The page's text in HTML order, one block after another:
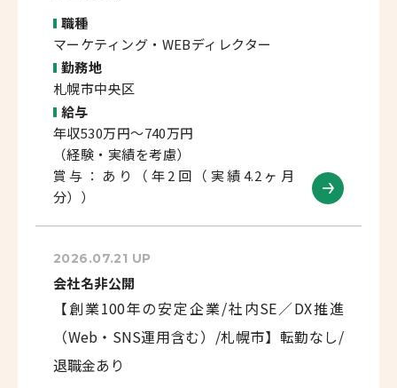
職種
マーケティング・WEBディレクター
勤務地
札幌市中央区
給与
年収530万円～740万円
（経験・実績を考慮）
賞与：あり（年2回（実績4.2ヶ月
分））
2026.07.21 UP
会社名非公開
【創業100年の安定企業/社内SE／DX推進
（Web・SNS運用含む）/札幌市】転勤なし/
退職金あり